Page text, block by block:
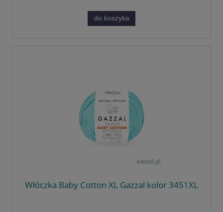
do koszyka
Włóczka Baby Cotton XL Gazzal kolor 3451XL